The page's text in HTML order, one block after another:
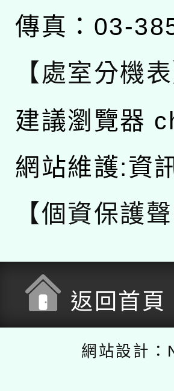
傳真：03-
【處室分機表
建議瀏覽器
網站維護:資
【個資保護聲
返回首頁
網站設計